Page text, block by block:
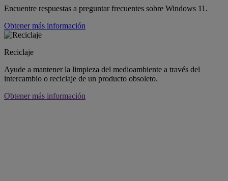
Encuentre respuestas a preguntar frecuentes sobre Windows 11.
Obtener más información
Reciclaje
Ayude a mantener la limpieza del medioambiente a través del
intercambio o reciclaje de un producto obsoleto.
Obtener más información